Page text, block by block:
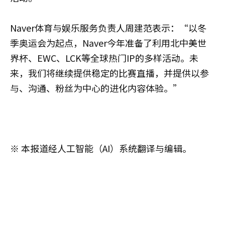
Naver体育与娱乐服务负责人周建范表示：“以冬
季奥运会为起点，Naver今年准备了利用北中美世
界杯、EWC、LCK等全球热门IP的多样活动。未
来，我们将继续提供稳定的比赛直播，并提供以参
与、沟通、粉丝为中心的进化内容体验。”
※ 本报道经人工智能（AI）系统翻译与编辑。